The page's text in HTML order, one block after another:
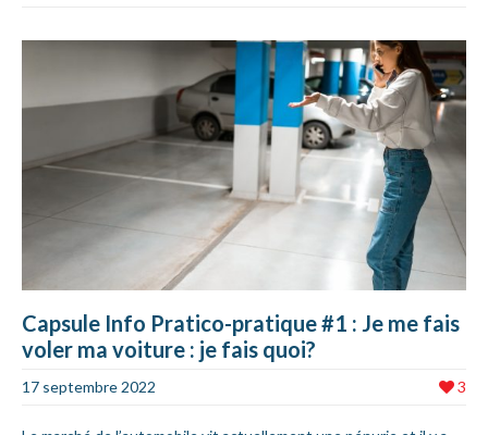
Capsule Info Pratico-pratique #1 : Je me fais
voler ma voiture : je fais quoi?
3
17 septembre 2022